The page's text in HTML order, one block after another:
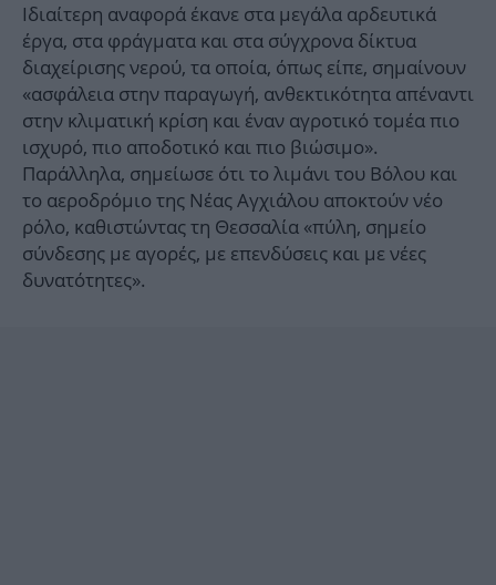
Ιδιαίτερη αναφορά έκανε στα μεγάλα αρδευτικά
έργα, στα φράγματα και στα σύγχρονα δίκτυα
διαχείρισης νερού, τα οποία, όπως είπε, σημαίνουν
«ασφάλεια στην παραγωγή, ανθεκτικότητα απέναντι
στην κλιματική κρίση και έναν αγροτικό τομέα πιο
ισχυρό, πιο αποδοτικό και πιο βιώσιμο».
Παράλληλα, σημείωσε ότι το λιμάνι του Βόλου και
το αεροδρόμιο της Νέας Αγχιάλου αποκτούν νέο
ρόλο, καθιστώντας τη Θεσσαλία «πύλη, σημείο
σύνδεσης με αγορές, με επενδύσεις και με νέες
δυνατότητες».